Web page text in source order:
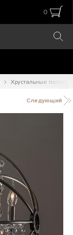
0
Хрустальные
Следующий